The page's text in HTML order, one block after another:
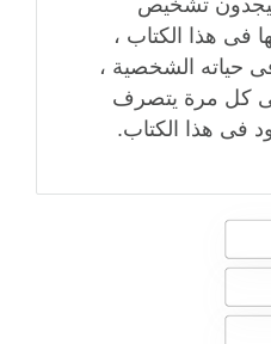
تشخيص
فى هذا الكتاب ،
حياته الشخصية ،
كل مرة يتصرف
فى هذا الكتاب.